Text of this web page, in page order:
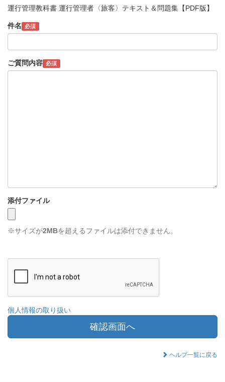
運行管理教科書 運行管理者〈旅客〉テキスト＆問題集【PDF版】
件名 必須
ご質問内容 必須
添付ファイル
※サイズが2MBを超えるファイルは添付できません。
個人情報の取り扱い
確認画面へ
ヘルプ一覧に戻る